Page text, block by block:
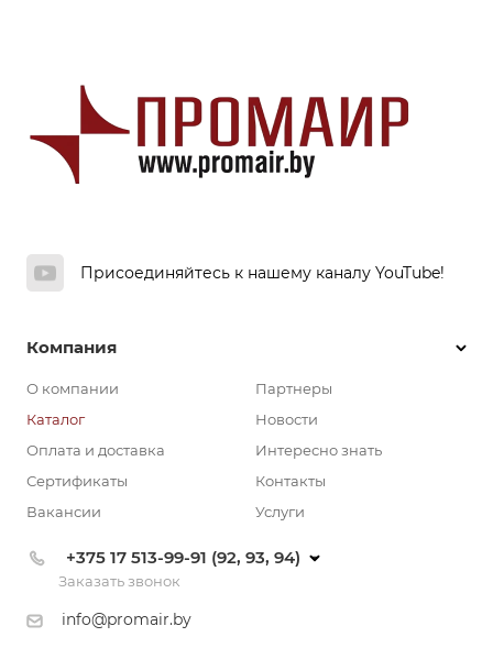
Присоединяйтесь к нашему каналу YouTube!
Компания
О компании
Каталог
Оплата и доставка
Сертификаты
Вакансии
Партнеры
Новости
Интересно знать
Контакты
Услуги
+375 17 513-99-91 (92, 93, 94)
Заказать звонок
info@promair.by